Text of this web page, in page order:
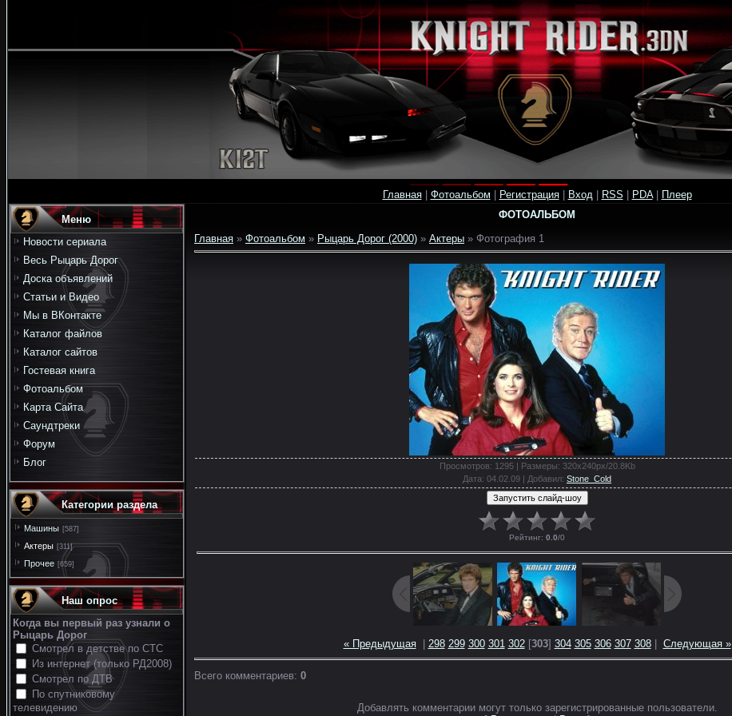
Главная| Фотоальбом Регистрация| Вход| RSS PDA| Плеер
Меню
Новости сериала
Весь Рыцарь Дорог
Доска объявлений
Статьи и Видео
Мы в ВКонтакте
Каталог файлов
Каталог сайтов
Гостевая книга
Фотоальбом
Карта Сайта
Саундтреки
Форум
Блог
Категории раздела
Машины [587]
Актеры [311]
Прочее [659]
Наш опрос
Когда вы первый раз узнали о
Рыцарь Дорог
Смотрел в детстве по СТС
Из интернет (только РД2008)
Смотрел по ДТВ
По спутниковому
телевидению
ФОТОАЛЬБОМ
Главная » Фотоальбом » Рыцарь Дорог (2000) » Актеры » Фотография 1
Просмотров: 1295 | Размеры: 320x240px/20.8Kb
Дата: 04.02.09 | Добавил: Stone_Cold
Рейтинг: 0.0/0
« Предыдущая| 298 299 300 301 302[303] 304 305 306 307 308| Следующая »
Всего комментариев: 0
Добавлять комментарии могут только зарегистрированные пользователи.